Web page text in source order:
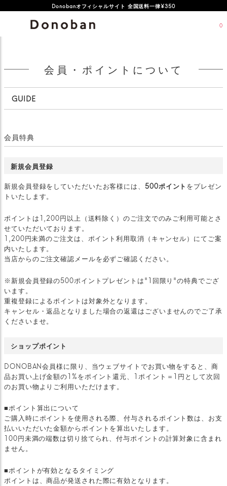
Donobanオフィシャルサイト 全国送料一律¥350
0
会員・ポイントについて
GUIDE
会員特典
新規会員登録
新規会員登録をしていただいたお客様には、 500ポイント をプレゼン
トいたします。
ポイントは1,200円以上（送料除く）のご注文でのみご利用可能とさ
せていただいております。
1,200円未満のご注文は、ポイント利用取消（キャンセル）にてご案
内いたします。
当店からのご注文確認メールを必ずご確認ください。
※新規会員登録の500ポイントプレゼントは"1回限り"の特典でござ
います。
重複登録によるポイントは対象外となります。
キャンセル・返品となりました場合の返還はございませんのでご了承
くださいませ。
ショップポイント
DONOBAN会員様に限り、当ウェブサイトでお買い物をすると、商
品お買い上げ金額の1%をポイント還元、1ポイント＝1円として次回
のお買い物よりご利用いただけます。
■ポイント算出について
ご購入時にポイントを使用される際、付与されるポイント数は、お支
払いいただいた金額からポイントを算出いたします。
100円未満の端数は切り捨てられ、付与ポイントの計算対象に含まれ
ません。
■ポイントが有効となるタイミング
ポイントは、商品が発送された際に有効となります。